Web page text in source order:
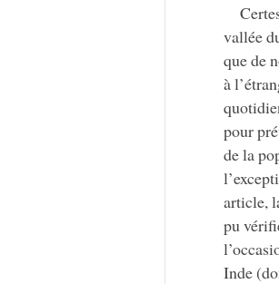
vallée
que de
à
pour
de la
article,
pu
Inde